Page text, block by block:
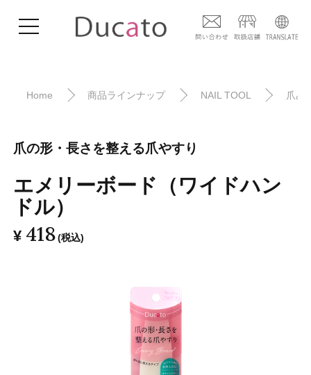
Home 商品ラインナップ NAIL TOOL 爪み
爪の形・長さを整える爪やすり
エメリーボード（ワイドハン
ドル）
¥ 418 (税込)